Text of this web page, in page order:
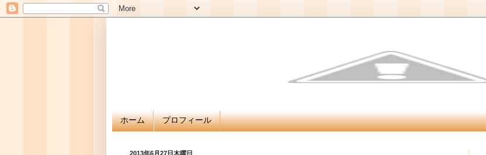
ホーム プロフィール
2013年6月27日木曜日